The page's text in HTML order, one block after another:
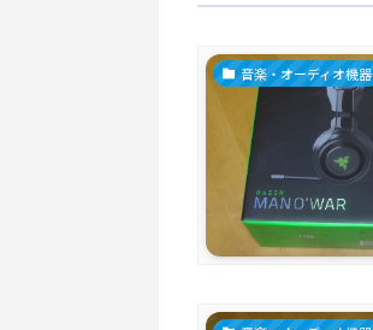
音楽・オーディオ機器